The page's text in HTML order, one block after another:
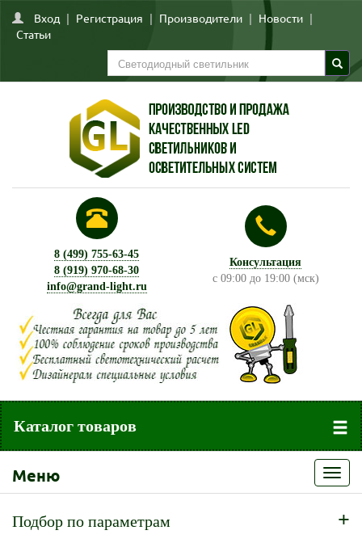
Вход | Регистрация | Производители | Новости |
Статьи
8 (499) 755-63-45
8 (919) 970-68-30
info@grand-light.ru
Консультация
с 09:00 до 19:00 (мск)
Каталог товаров
Меню
Подбор по параметрам +